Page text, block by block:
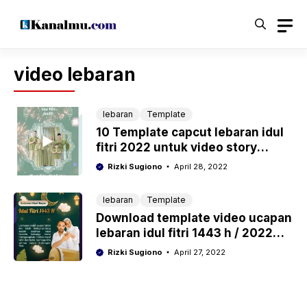
video lebaran
lebaran Template
10 Template capcut lebaran idul
fitri 2022 untuk video story
whatsapp, ig, tiktok dan fb
Rizki Sugiono April 28, 2022
lebaran Template
Download template video ucapan
lebaran idul fitri 1443 h / 2022
powerpoint ( PPT )
Rizki Sugiono April 27, 2022